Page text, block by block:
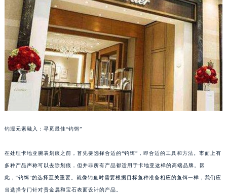
钓漂元素融入：寻觅最佳“钓饵”
在处理卡地亚腕表划痕之前，首先要选择合适的“钓饵”，即合适的工具和方法。市面上有
多种产品声称可以去除划痕，但并非所有产品都适用于卡地亚这样的高端品牌。因
此，“钓饵”的选择至关重要。就像钓鱼时需要根据目标鱼种准备相应的鱼饵一样，我们应
当选择专门针对贵金属和宝石表面设计的产品。